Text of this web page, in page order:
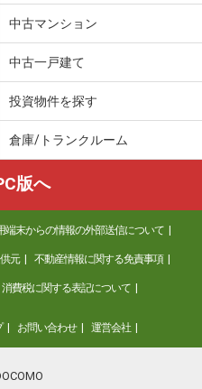
中古マンション
中古一戸建て
投資物件を探す
倉庫/トランクルーム
版へ
端末からの情報の外部送信について
元 不動産情報に関する免責事項
消費税に関する表記について
お問い合わせ 運営会社